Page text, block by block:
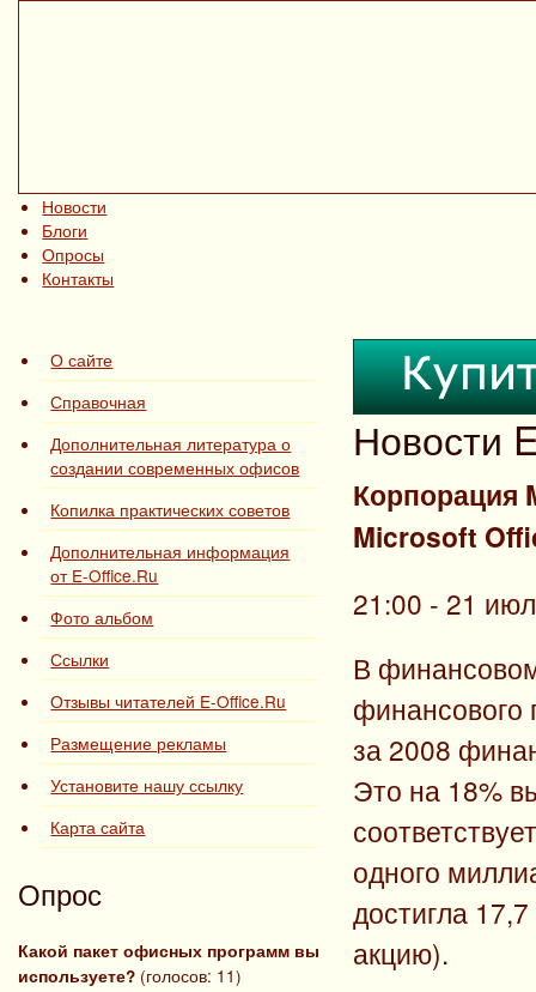
Новости
Блоги
Опросы
Контакты
О сайте
Справочная
Дополнительная литература о
создании современных офисов
Копилка практических советов
Дополнительная информация
от E-Office.Ru
Фото альбом
Ссылки
Отзывы читателей E-Office.Ru
Размещение рекламы
Установите нашу ссылку
Карта сайта
Опрос
Какой пакет офисных программ вы
используете? (голосов: 11)
Новости
Корпорация
Microsoft
21:00 - 21
В
финансового
за 2008
Это на 18%
одного
достигла
акцию).